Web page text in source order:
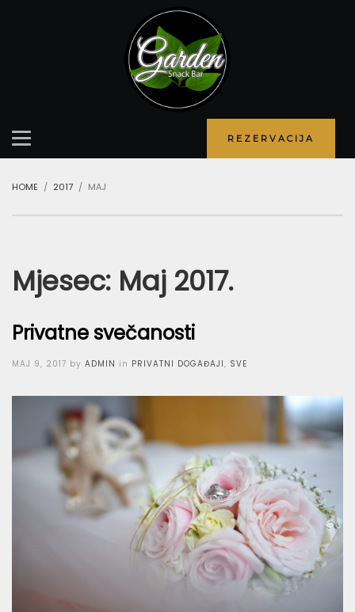
REZERVACIJA
HOME 2017 MAJ
Mjesec: Maj 2017.
Privatne svečanosti
Posted
MAJ 9, 2017 by ADMIN in PRIVATNI DOGAĐAJI, SVE